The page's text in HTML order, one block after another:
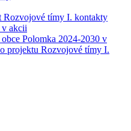
Rozvojové tímy I. kontakty
akcii
Polomka 2024-2030 v
projektu Rozvojové tímy I.